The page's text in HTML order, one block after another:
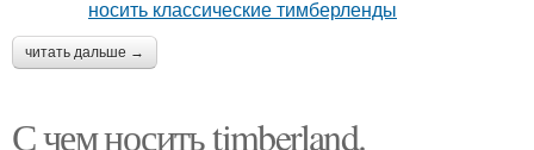
читать дальше →
С чем носить timberland.